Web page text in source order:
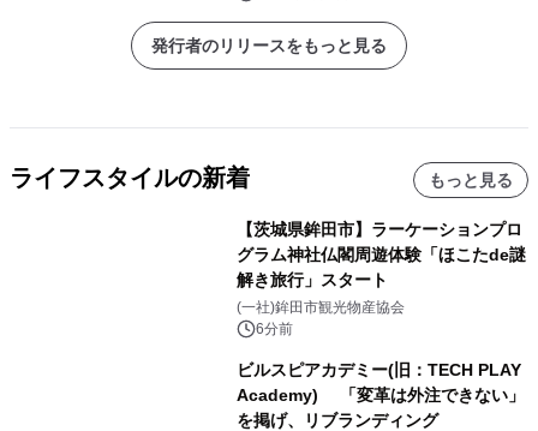
発行者のリリースをもっと見る
ライフスタイルの新着 もっと見る
【茨城県鉾田市】ラーケーションプロ
グラム神社仏閣周遊体験「ほこたde謎
解き旅行」スタート
(一社)鉾田市観光物産協会
6分前
ビルスピアカデミー(旧：TECH PLAY
Academy) 「変革は外注できない」
を掲げ、リブランディング